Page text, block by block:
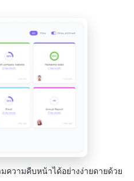
ความคืบหน้าได้อย่างง่ายดายด้วย